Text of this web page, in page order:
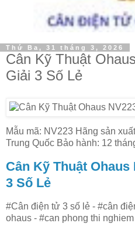
Thứ Ba, 31 tháng 3, 2026
Cân Kỹ Thuật
Giải 3 Số Lẻ
Mẫu mã: NV223 Hãng sản
Trung Quốc Bảo hành: 12
Cân Kỹ Thuật
3 Số Lẻ
#Cân điện tử 3 số lẻ - #cân
ohaus - #can phong thi nghiem